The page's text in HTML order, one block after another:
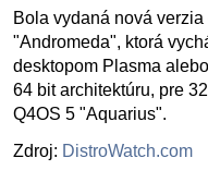
Bola vydaná nová
"Andromeda", ktorá
desktopom Plasma
64 bit architektúru, pre
Q4OS 5 "Aquarius".
Zdroj: DistroWatch.com